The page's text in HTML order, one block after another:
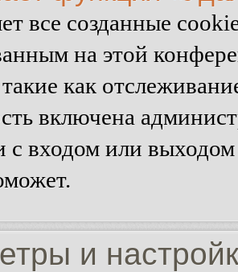
все созданные
на этой
как
включена
с входом или
и